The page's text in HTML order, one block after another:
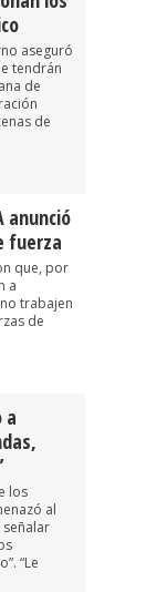
aseguró
tendrán
de
de
anunció
fuerza
que, por
a
trabajen
de
a
los
al
señalar
“Le